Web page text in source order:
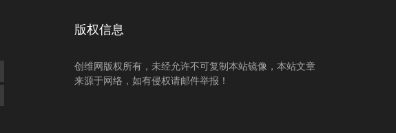
版权信息
创维网版权所有，未经允许不可复制本站镜像，本站文章
来源于网络，如有侵权请邮件举报！